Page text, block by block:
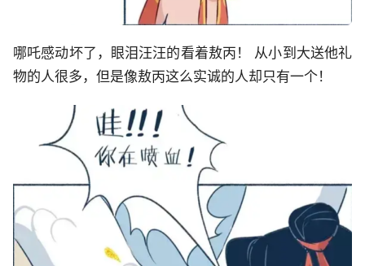
哪吒感动坏了，眼泪汪汪的看着敖丙！ 从小到大送他礼
物的人很多，但是像敖丙这么实诚的人却只有一个！